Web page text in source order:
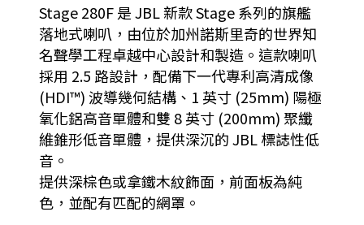
Stage 280F 是 JBL 新款 Stage 系列的旗艦
落地式喇叭，由位於加州諾斯里奇的世界知
名聲學工程卓越中心設計和製造。這款喇叭
採用 2.5 路設計，配備下一代專利高清成像
(HDI™) 波導幾何結構、1 英寸 (25mm) 陽極
氧化鋁高音單體和雙 8 英寸 (200mm) 聚纖
維錐形低音單體，提供深沉的 JBL 標誌性低
音。
提供深棕色或拿鐵木紋飾面，前面板為純
色，並配有匹配的網罩。